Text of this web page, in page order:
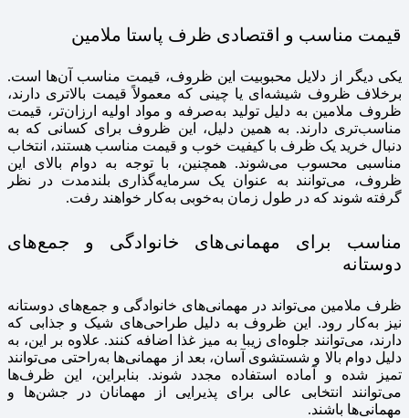
قیمت مناسب و اقتصادی ظرف پاستا ملامین
یکی دیگر از دلایل محبوبیت این ظروف، قیمت مناسب آن‌ها است.
برخلاف ظروف شیشه‌ای یا چینی که معمولاً قیمت بالاتری دارند،
ظروف ملامین به دلیل تولید به‌صرفه و مواد اولیه ارزان‌تر، قیمت
مناسب‌تری دارند. به همین دلیل، این ظروف برای کسانی که به
دنبال خرید یک ظرف با کیفیت خوب و قیمت مناسب هستند، انتخاب
مناسبی محسوب می‌شوند. همچنین، با توجه به دوام بالای این
ظروف، می‌توانند به عنوان یک سرمایه‌گذاری بلندمدت در نظر
گرفته شوند که در طول زمان به‌خوبی به‌کار خواهند رفت.
مناسب برای مهمانی‌های خانوادگی و جمع‌های
دوستانه
ظرف ملامین می‌تواند در مهمانی‌های خانوادگی و جمع‌های دوستانه
نیز به‌کار رود. این ظروف به دلیل طراحی‌های شیک و جذابی که
دارند، می‌توانند جلوه‌ای زیبا به میز غذا اضافه کنند. علاوه بر این، به
دلیل دوام بالا و شستشوی آسان، بعد از مهمانی‌ها به‌راحتی می‌توانند
تمیز شده و آماده استفاده مجدد شوند. بنابراین، این ظرف‌ها
می‌توانند انتخابی عالی برای پذیرایی از مهمانان در جشن‌ها و
مهمانی‌ها باشند.